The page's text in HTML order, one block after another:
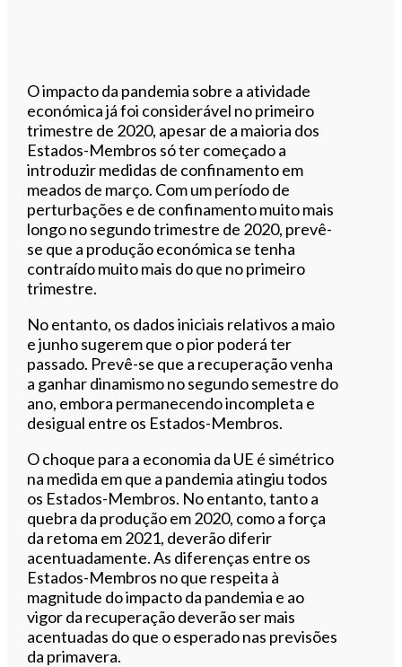
O impacto da pandemia sobre a atividade
económica já foi considerável no primeiro
trimestre de 2020, apesar de a maioria dos
Estados-Membros só ter começado a
introduzir medidas de confinamento em
meados de março. Com um período de
perturbações e de confinamento muito mais
longo no segundo trimestre de 2020, prevê-
se que a produção económica se tenha
contraído muito mais do que no primeiro
trimestre.
No entanto, os dados iniciais relativos a maio
e junho sugerem que o pior poderá ter
passado. Prevê-se que a recuperação venha
a ganhar dinamismo no segundo semestre do
ano, embora permanecendo incompleta e
desigual entre os Estados-Membros.
O choque para a economia da UE é simétrico
na medida em que a pandemia atingiu todos
os Estados-Membros. No entanto, tanto a
quebra da produção em 2020, como a força
da retoma em 2021, deverão diferir
acentuadamente. As diferenças entre os
Estados-Membros no que respeita à
magnitude do impacto da pandemia e ao
vigor da recuperação deverão ser mais
acentuadas do que o esperado nas previsões
da primavera.